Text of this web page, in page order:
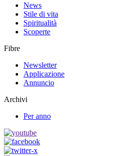
News
Stile di vita
Spiritualità
Scoperte
Fibre
Newsletter
Applicazione
Annuncio
Archivi
Per anno